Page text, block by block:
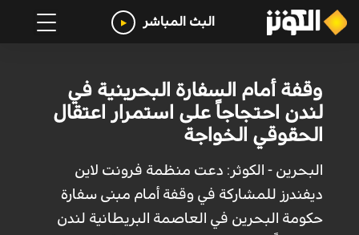
البث المباشر
وقفة أمام السفارة البحرينية في
لندن احتجاجاً على استمرار اعتقال
الحقوقي الخواجة
البحرين - الكوثر: دعت منظمة فرونت لاين
ديفندرز للمشاركة في وقفة أمام مبنى سفارة
حكومة البحرين في العاصمة البريطانية لندن